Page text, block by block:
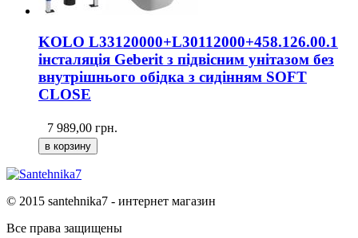
KOLO L33120000+L30112000+458.126.00.1
інсталяція Geberit з підвісним унітазом без
внутрішнього обідка з сидінням SOFT
CLOSE
7 989,00 грн.
© 2015 santehnika7 - интернет магазин
Все права защищены